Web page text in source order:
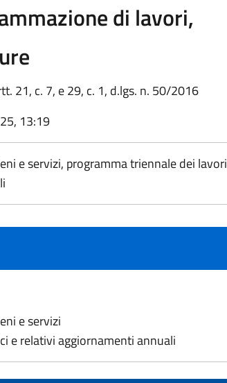
di lavori,
21, c. 7, e 29, c. 1, d.lgs. n. 50/2016
13:19
e servizi, programma triennale dei lavori
e servizi
e relativi aggiornamenti annuali